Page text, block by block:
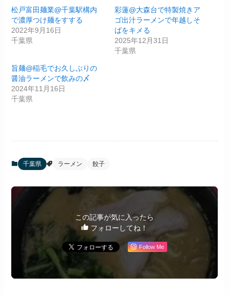
松戸富田麺業@千葉駅構内
で濃厚つけ麺をすする
2022年9月16日
千葉県
彩蓮@大森台で特製焼きア
ゴ出汁ラーメンで年越しそ
ばをキメる
2025年12月31日
千葉県
旨麺@稲毛でお久しぶりの
醤油ラーメンで飲みの〆
2024年11月16日
千葉県
千葉県 ラーメン 餃子
この記事が気に入ったら
フォローしてね！
Follow Me